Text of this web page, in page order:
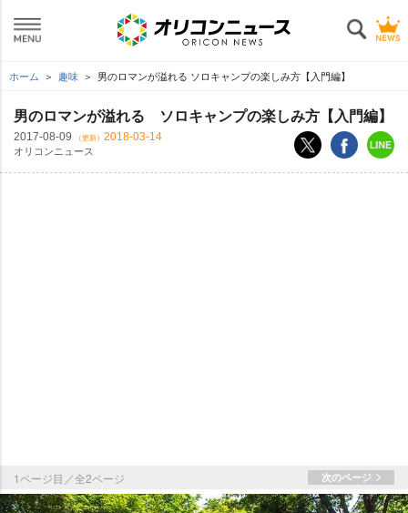
ホーム 趣味 男のロマンが溢れる ソロキャンプの楽しみ方【入門編】
男のロマンが溢れる ソロキャンプの楽しみ方【入門編】
2017-08-09 （更新） 2018-03-14
オリコンニュース
1ページ目／全2ページ 次のページ